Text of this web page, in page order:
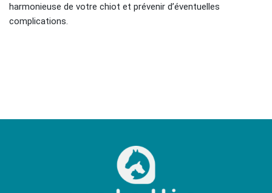
harmonieuse de votre chiot et prévenir d’éventuelles
complications.